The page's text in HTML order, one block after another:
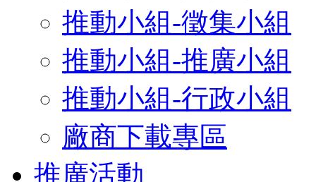
推動小組-徵集小組
推動小組-推廣小組
推動小組-行政小組
廠商下載專區
推廣活動